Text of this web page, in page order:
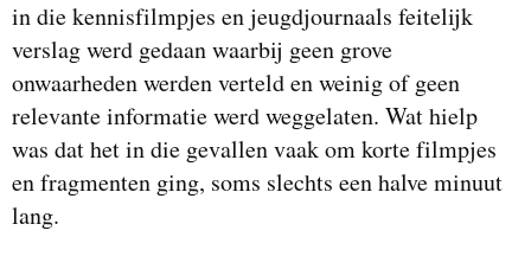
in die kennisfilmpjes en jeugdjournaals feitelijk
verslag werd gedaan waarbij geen grove
onwaarheden werden verteld en weinig of geen
relevante informatie werd weggelaten. Wat hielp
was dat het in die gevallen vaak om korte filmpjes
en fragmenten ging, soms slechts een halve minuut
lang.